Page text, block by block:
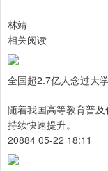
林靖
相关阅读
全国超2.7亿人念过大
随着我国高等教育普
持续快速提升。
20884 05-22 18:11